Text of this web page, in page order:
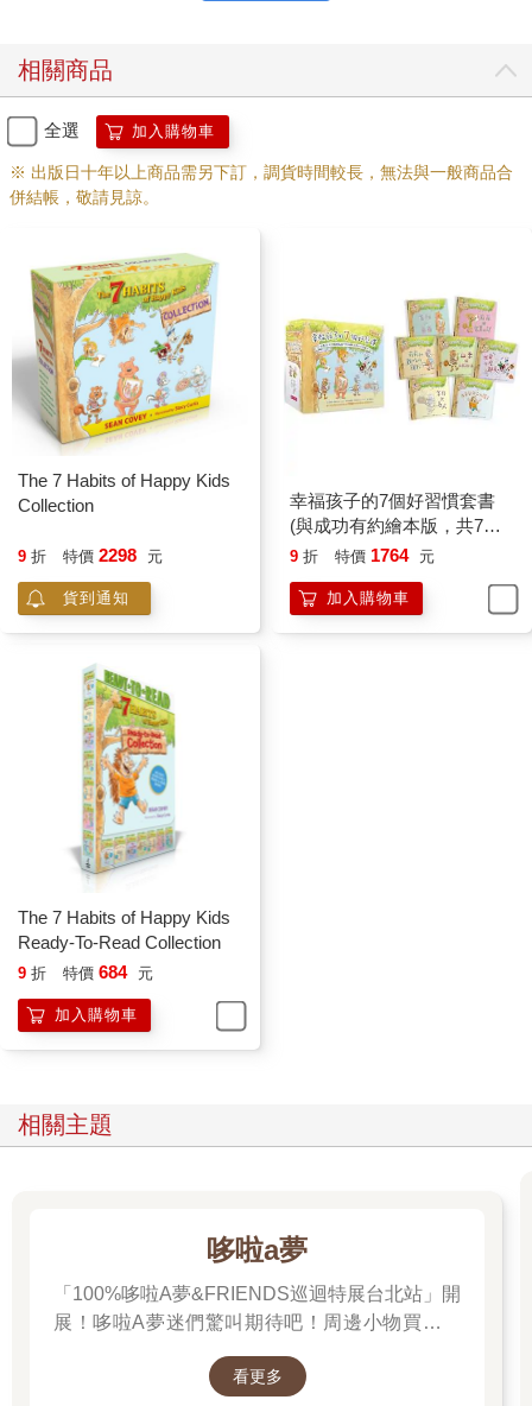
相關商品
全選 加入購物車
※ 出版日十年以上商品需另下訂，調貨時間較長，無法與一般商品合
併結帳，敬請見諒。
The 7 Habits of Happy Kids
Collection
9 折 特價 2298 元
貨到通知
幸福孩子的7個好習慣套書
(與成功有約繪本版，共7冊):
培養孩子的關鍵品格力和挑
9 折 特價 1764 元
加入購物車
The 7 Habits of Happy Kids
Ready-To-Read Collection
9 折 特價 684 元
加入購物車
相關主題
哆啦a夢
「100%哆啦A夢&FRIENDS巡迴特展台北站」開
展！哆啦A夢迷們驚叫期待吧！周邊小物買起來
看更多